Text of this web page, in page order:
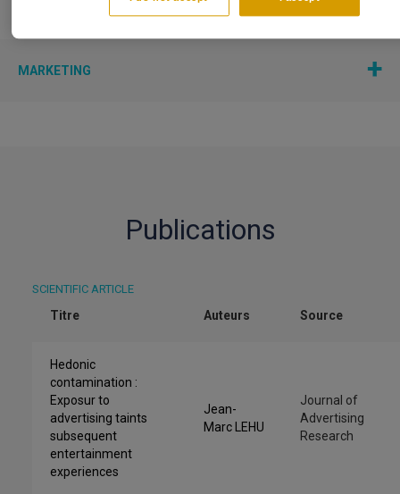
Expertises
MARKETING
Publications
SCIENTIFIC ARTICLE
Titre Auteurs Source
Hedonic
contamination :
Exposur to
advertising taints
subsequent
entertainment
experiences
Jean-
Marc LEHU
Journal of
Advertising
Research